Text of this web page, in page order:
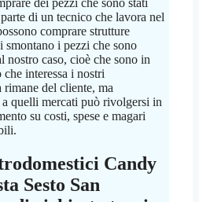
di un tecnico che lavora nel
comprare strutture
i pezzi che sono
nostro caso, cioè che sono in
interessa i nostri
del cliente, ma
a quelli mercati può rivolgersi in
su costi, spese e magari
Candy
Sesto San